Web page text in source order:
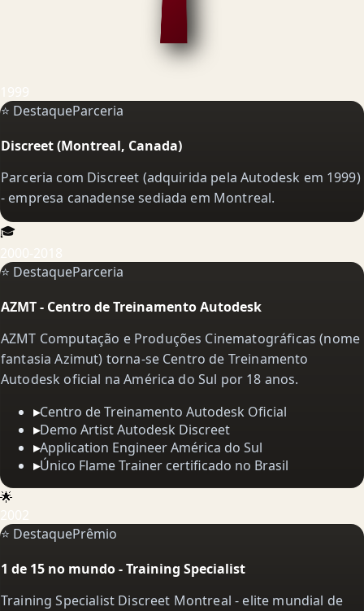
⭐ DestaqueParceria
Discreet (Montreal, Canada)
Parceria com Discreet (adquirida pela Autodesk em 1999)
- empresa canadense sediada em Montreal.
🎓
⭐ DestaqueParceria
AZMT - Centro de Treinamento Autodesk
AZMT Computação e Produções Cinematográficas (nome
fantasia Azimut) torna-se Centro de Treinamento
Autodesk oficial na América do Sul por 18 anos.
▸Centro de Treinamento Autodesk Oficial
▸Demo Artist Autodesk Discreet
▸Application Engineer América do Sul
▸Único Flame Trainer certificado no Brasil
🌟
⭐ DestaquePrêmio
1 de 15 no mundo - Training Specialist
Training Specialist Discreet Montreal - elite mundial de